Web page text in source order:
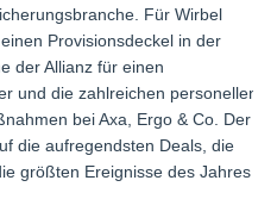
Für Wirbel
Provisionsdeckel in der
der Allianz für einen
und die zahlreichen personellen
bei Axa, Ergo & Co. Der
die aufregendsten Deals, die
größten Ereignisse des Jahres